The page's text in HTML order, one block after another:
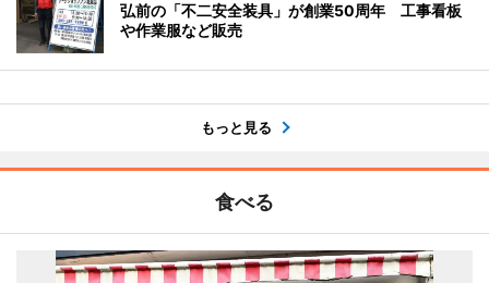
弘前の「不二安全装具」が創業50周年 工事看板
や作業服など販売
もっと見る
食べる